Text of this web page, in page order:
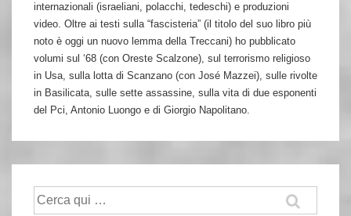
internazionali (israeliani, polacchi, tedeschi) e produzioni
video. Oltre ai testi sulla “fascisteria” (il titolo del suo libro più
noto è oggi un nuovo lemma della Treccani) ho pubblicato
volumi sul ‘68 (con Oreste Scalzone), sul terrorismo religioso
in Usa, sulla lotta di Scanzano (con José Mazzei), sulle rivolte
in Basilicata, sulle sette assassine, sulla vita di due esponenti
del Pci, Antonio Luongo e di Giorgio Napolitano.
Cerca: